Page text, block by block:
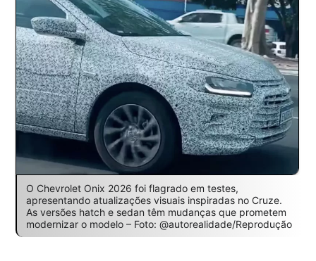
O Chevrolet Onix 2026 foi flagrado em testes,
apresentando atualizações visuais inspiradas no Cruze.
As versões hatch e sedan têm mudanças que prometem
modernizar o modelo – Foto: @autorealidade/Reprodução